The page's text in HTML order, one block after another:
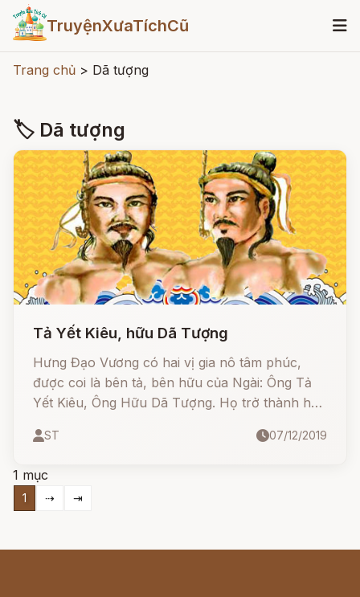
TruyệnXưaTíchCũ
Trang chủ > Dã tượng
🏷 Dã tượng
Tả Yết Kiêu, hữu Dã Tượng
Hưng Đạo Vương có hai vị gia nô tâm phúc,
được coi là bên tả, bên hữu của Ngài: Ông Tả
Yết Kiêu, Ông Hữu Dã Tượng. Họ trở thành hai
Đức Thánh Trần.
ST 07/12/2019
1 mục
1 ⇢ ⇥